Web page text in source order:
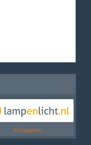
4 Coupons